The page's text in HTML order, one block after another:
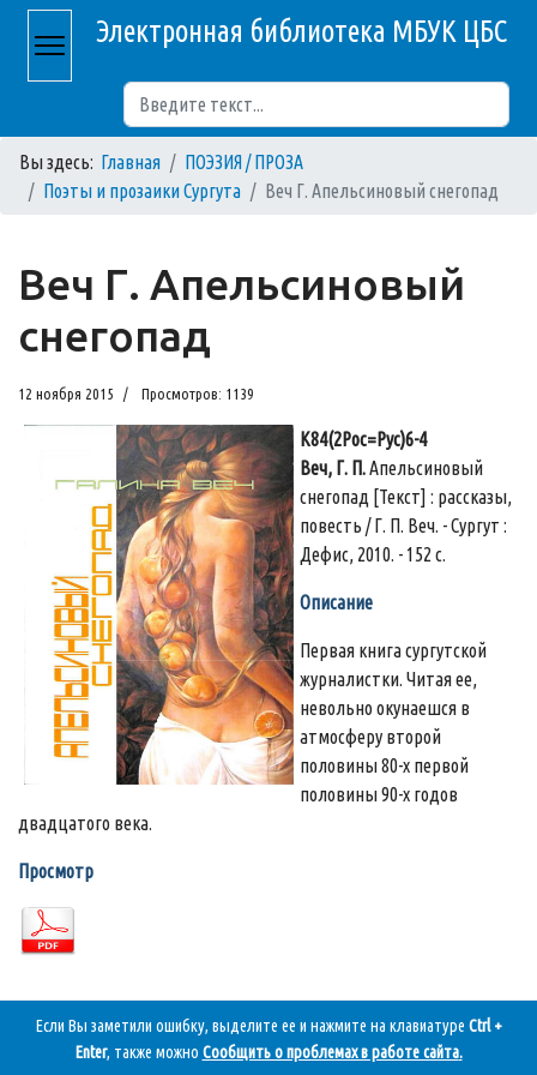
Электронная библиотека МБУК ЦБС
Вы здесь: Главная
ПОЭЗИЯ / ПРОЗА
Поэты и прозаики Сургута
Веч Г. Апельсиновый снегопад
Веч Г. Апельсиновый
снегопад
12 ноября 2015 Просмотров: 1139
К84(2Рос=Рус)6-4
Веч, Г. П.Апельсиновый
снегопад [Текст] : рассказы,
повесть / Г. П. Веч. - Сургут :
Дефис, 2010. - 152 с.
Описание
Первая книга сургутской
журналистки. Читая ее,
невольно окунаешся в
атмосферу второй
половины 80-х первой
половины 90-х годов
двадцатого века.
Просмотр
Если Вы заметили ошибку, выделите ее и нажмите на клавиатуре Ctrl +
Enter, также можно Сообщить о проблемах в работе сайта.